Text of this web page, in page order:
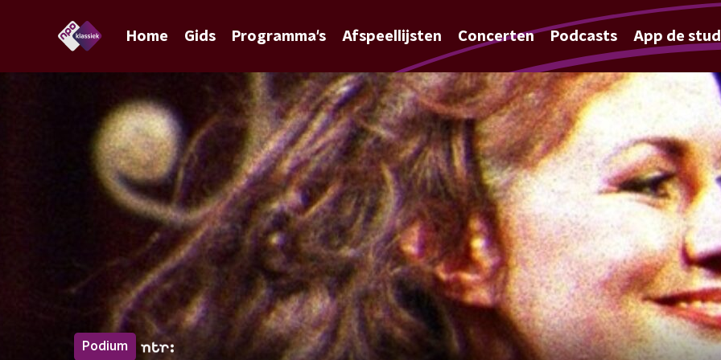
Home Gids Programma's Afspeellijsten Concerten Podcasts App de
Podium